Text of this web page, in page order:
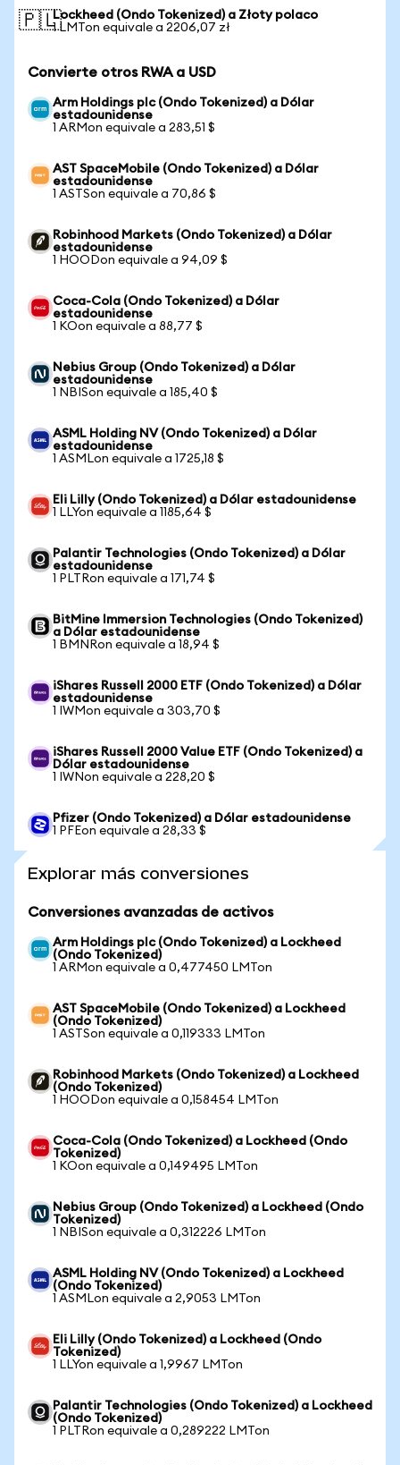
🇵🇱Lockheed (Ondo Tokenized) a Złoty polaco
1 LMTon equivale a 2206,07 zł
Convierte otros RWA a USD
Arm Holdings plc (Ondo Tokenized) a Dólar
estadounidense
1 ARMon equivale a 283,51 $
AST SpaceMobile (Ondo Tokenized) a Dólar
estadounidense
1 ASTSon equivale a 70,86 $
Robinhood Markets (Ondo Tokenized) a Dólar
estadounidense
1 HOODon equivale a 94,09 $
Coca-Cola (Ondo Tokenized) a Dólar
estadounidense
1 KOon equivale a 88,77 $
Nebius Group (Ondo Tokenized) a Dólar
estadounidense
1 NBISon equivale a 185,40 $
ASML Holding NV (Ondo Tokenized) a Dólar
estadounidense
1 ASMLon equivale a 1725,18 $
Eli Lilly (Ondo Tokenized) a Dólar estadounidense
1 LLYon equivale a 1185,64 $
Palantir Technologies (Ondo Tokenized) a Dólar
estadounidense
1 PLTRon equivale a 171,74 $
BitMine Immersion Technologies (Ondo Tokenized)
a Dólar estadounidense
1 BMNRon equivale a 18,94 $
iShares Russell 2000 ETF (Ondo Tokenized) a Dólar
estadounidense
1 IWMon equivale a 303,70 $
iShares Russell 2000 Value ETF (Ondo Tokenized) a
Dólar estadounidense
1 IWNon equivale a 228,20 $
Pfizer (Ondo Tokenized) a Dólar estadounidense
1 PFEon equivale a 28,33 $
Explorar más conversiones
Conversiones avanzadas de activos
Arm Holdings plc (Ondo Tokenized) a Lockheed
(Ondo Tokenized)
1 ARMon equivale a 0,477450 LMTon
AST SpaceMobile (Ondo Tokenized) a Lockheed
(Ondo Tokenized)
1 ASTSon equivale a 0,119333 LMTon
Robinhood Markets (Ondo Tokenized) a Lockheed
(Ondo Tokenized)
1 HOODon equivale a 0,158454 LMTon
Coca-Cola (Ondo Tokenized) a Lockheed (Ondo
Tokenized)
1 KOon equivale a 0,149495 LMTon
Nebius Group (Ondo Tokenized) a Lockheed (Ondo
Tokenized)
1 NBISon equivale a 0,312226 LMTon
ASML Holding NV (Ondo Tokenized) a Lockheed
(Ondo Tokenized)
1 ASMLon equivale a 2,9053 LMTon
Eli Lilly (Ondo Tokenized) a Lockheed (Ondo
Tokenized)
1 LLYon equivale a 1,9967 LMTon
Palantir Technologies (Ondo Tokenized) a Lockheed
(Ondo Tokenized)
1 PLTRon equivale a 0,289222 LMTon